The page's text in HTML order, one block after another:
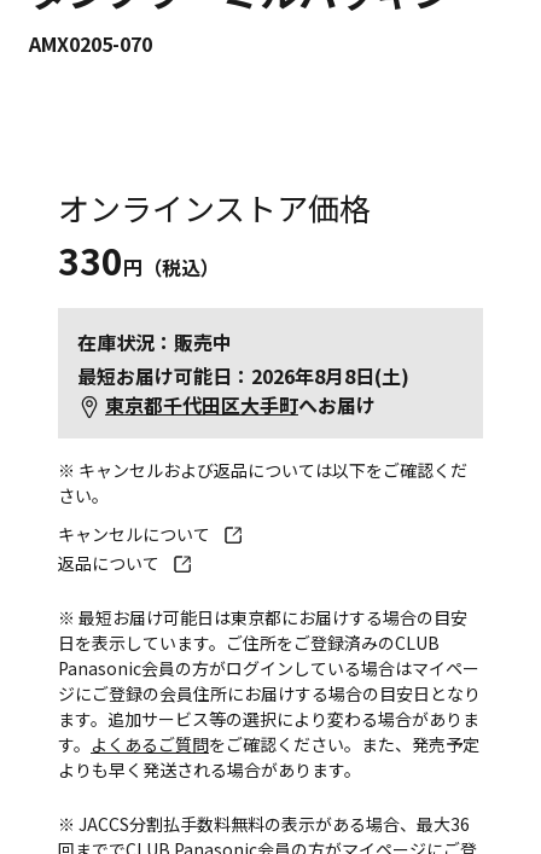
AMX0205-070
オンラインストア価格
330円（税込）
在庫状況：販売中
最短お届け可能日：2026年8月8日(土)
東京都千代田区大手町へお届け
※ キャンセルおよび返品については以下をご確認くだ
さい。
キャンセルについて
返品について
※ 最短お届け可能日は東京都にお届けする場合の目安
日を表示しています。ご住所をご登録済みのCLUB
Panasonic会員の方がログインしている場合はマイペー
ジにご登録の会員住所にお届けする場合の目安日となり
ます。追加サービス等の選択により変わる場合がありま
す。 よくあるご質問をご確認ください。また、発売予定
よりも早く発送される場合があります。
※ JACCS分割払手数料無料の表示がある場合、最大36
回まででCLUB Panasonic会員の方がマイページにご登